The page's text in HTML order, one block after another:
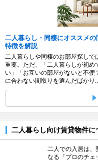
二人暮らし・同棲にオススメ
特徴を解説
二人暮らしや同棲のお部屋探し
重要。ただ、「二人暮らしが初め
い」「お互いの部屋がないと不
に合わない間取りを選んだばかり...
二人暮らし向け賃貸物件
二人での入居は、
なる「プロのチェ